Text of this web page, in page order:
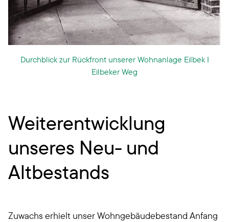
Durchblick zur Rückfront unserer Wohnanlage Eilbek I
Eilbeker Weg
Weiterentwicklung
unseres Neu- und
Altbestands
Zuwachs erhielt unser Wohngebäudebestand Anfang